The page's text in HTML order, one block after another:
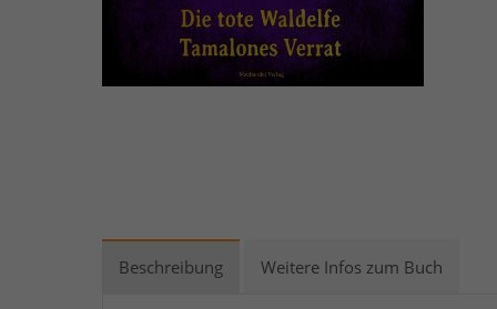
Beschreibung Weitere Infos zum Buch